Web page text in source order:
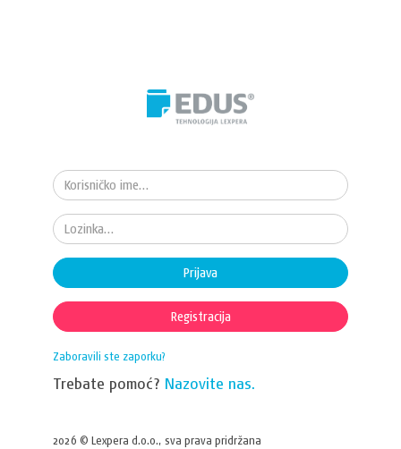
Prijava
Registracija
Zaboravili ste zaporku?
Trebate pomoć? Nazovite nas.
2026 © Lexpera d.o.o., sva prava pridržana